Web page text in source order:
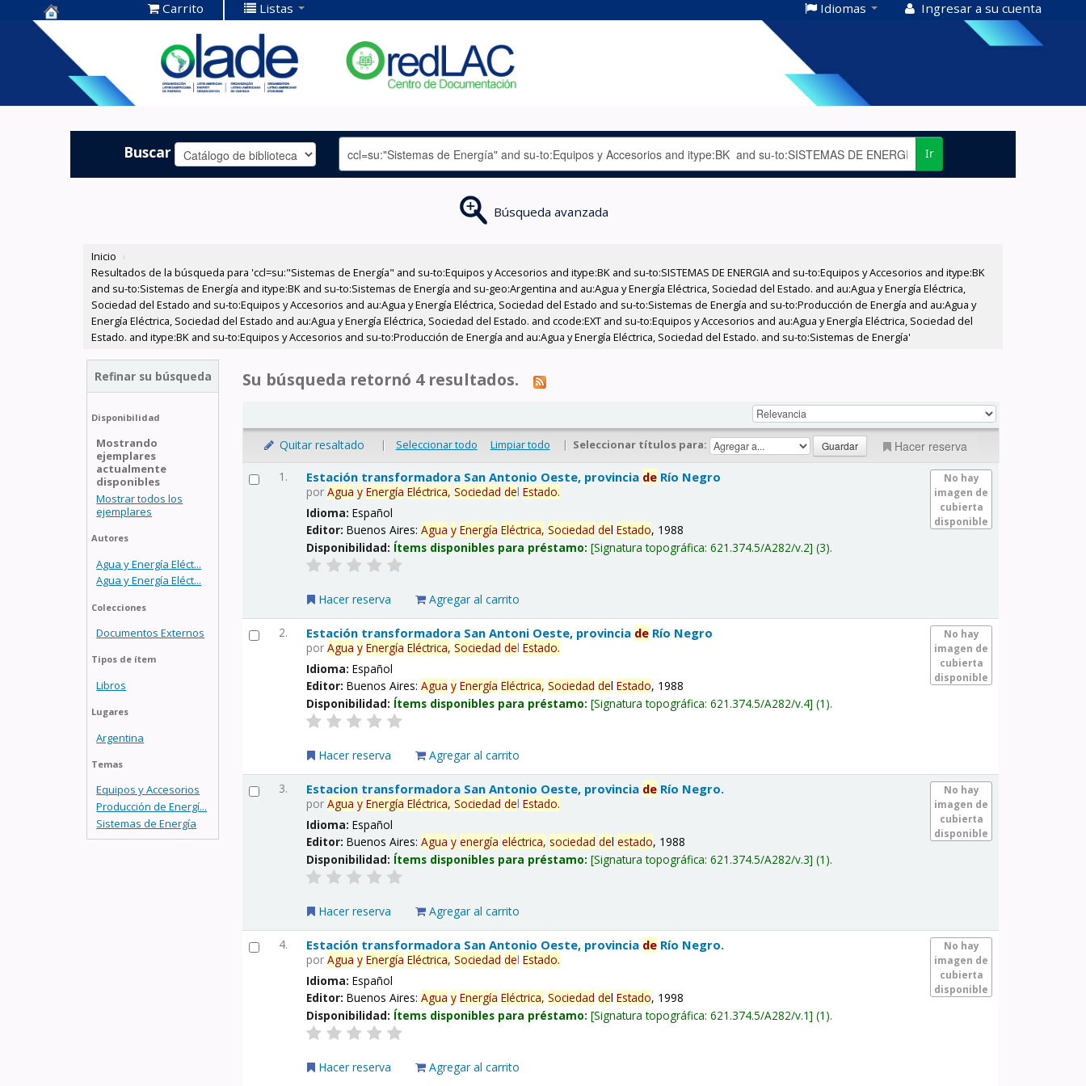
Centro de
Documentación
OLADE -
Carrito Listas Idiomas Ingresar a su cuenta
Buscar Ir
Búsqueda avanzada
Inicio ›
Resultados de la búsqueda para 'ccl=su:"Sistemas de Energía" and su-to:Equipos y Accesorios and itype:BK and su-to:SISTEMAS DE ENERGIA and su-to:Equipos y Accesorios and itype:BK
and su-to:Sistemas de Energía and itype:BK and su-to:Sistemas de Energía and su-geo:Argentina and au:Agua y Energía Eléctrica, Sociedad del Estado. and au:Agua y Energía Eléctrica,
Sociedad del Estado and su-to:Equipos y Accesorios and au:Agua y Energía Eléctrica, Sociedad del Estado and su-to:Sistemas de Energía and su-to:Producción de Energía and au:Agua y
Energía Eléctrica, Sociedad del Estado and au:Agua y Energía Eléctrica, Sociedad del Estado. and ccode:EXT and su-to:Equipos y Accesorios and au:Agua y Energía Eléctrica, Sociedad del
Estado. and itype:BK and su-to:Equipos y Accesorios and su-to:Producción de Energía and au:Agua y Energía Eléctrica, Sociedad del Estado. and su-to:Sistemas de Energía'
Refinar su búsqueda
Disponibilidad
Mostrando
ejemplares
actualmente
disponibles
Mostrar todos los
ejemplares
Autores
Agua y Energía Eléct...
Agua y Energía Eléct...
Colecciones
Documentos Externos
Tipos de ítem
Libros
Lugares
Argentina
Temas
Equipos y Accesorios
Producción de Energí...
Sistemas de Energía
Su búsqueda retornó 4 resultados.
Quitar resaltado | Seleccionar todo Limpiar todo | Seleccionar títulos para: Hacer reserva
1.
No hay
imagen de
cubierta
disponible
Estación transformadora San Antonio Oeste, provincia de Río Negro
porAgua y Energía Eléctrica, Sociedad delEstado.
Idioma:Español
Editor:Buenos Aires:Agua y Energía Eléctrica, Sociedad delEstado, 1988
Disponibilidad: Ítems disponibles para préstamo: Signatura topográfica:621.374.5/A282/v.2 (3).
Hacer reserva Agregar al carrito
2.
No hay
imagen de
cubierta
disponible
Estación transformadora San Antoni Oeste, provincia de Río Negro
porAgua y Energía Eléctrica, Sociedad delEstado.
Idioma:Español
Editor:Buenos Aires:Agua y Energía Eléctrica, Sociedad delEstado, 1988
Disponibilidad: Ítems disponibles para préstamo: Signatura topográfica:621.374.5/A282/v.4 (1).
Hacer reserva Agregar al carrito
3.
No hay
imagen de
cubierta
disponible
Estacion transformadora San Antonio Oeste, provincia de Río Negro.
porAgua y Energía Eléctrica, Sociedad delEstado.
Idioma:Español
Editor:Buenos Aires:Agua y energía eléctrica, sociedad delestado, 1988
Disponibilidad: Ítems disponibles para préstamo: Signatura topográfica:621.374.5/A282/v.3 (1).
Hacer reserva Agregar al carrito
4.
No hay
imagen de
cubierta
disponible
Estación transformadora San Antonio Oeste, provincia de Río Negro.
porAgua y Energía Eléctrica, Sociedad delEstado.
Idioma:Español
Editor:Buenos Aires:Agua y Energía Eléctrica, Sociedad delEstado, 1998
Disponibilidad: Ítems disponibles para préstamo: Signatura topográfica:621.374.5/A282/v.1 (1).
Hacer reserva Agregar al carrito